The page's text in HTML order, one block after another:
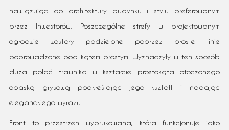
nawiązując do architektury budynku i stylu preferowanym
przez Inwestorów. Poszczególne strefy w projektowanym
ogrodzie zostały podzielone poprzez proste linie
poprowadzone pod kątem prostym. Wyznaczyły w ten sposób
dużą połać trawnika w kształcie prostokąta otoczonego
opaską grysową podkreślając jego kształt i nadając
eleganckiego wyrazu.
Front to przestrzeń wybrukowana, która funkcjonuje jako